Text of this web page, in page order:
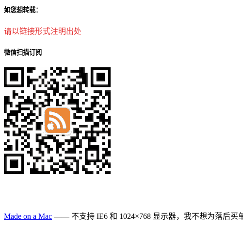
如您想转载：
请以链接形式注明出处
微信扫描订阅
Made on a Mac —— 不支持 IE6 和 1024×768 显示器，我不想为落后买